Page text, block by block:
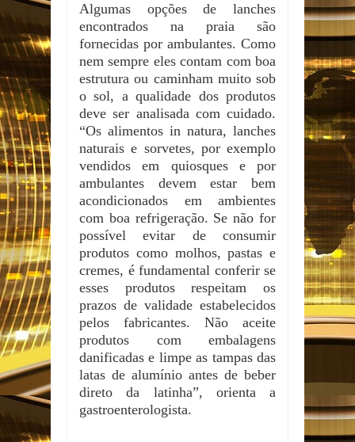
Algumas opções de lanches
encontrados na praia são
fornecidas por ambulantes. Como
nem sempre eles contam com boa
estrutura ou caminham muito sob
o sol, a qualidade dos produtos
deve ser analisada com cuidado.
“Os alimentos in natura, lanches
naturais e sorvetes, por exemplo
vendidos em quiosques e por
ambulantes devem estar bem
acondicionados em ambientes
com boa refrigeração. Se não for
possível evitar de consumir
produtos como molhos, pastas e
cremes, é fundamental conferir se
esses produtos respeitam os
prazos de validade estabelecidos
pelos fabricantes. Não aceite
produtos com embalagens
danificadas e limpe as tampas das
latas de alumínio antes de beber
direto da latinha”, orienta a
gastroenterologista.